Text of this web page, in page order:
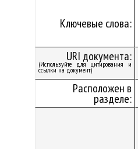
Ключевые слова:
URI документа:
(Используйте для цитирования и
ссылки на документ)
Расположен в
разделе: